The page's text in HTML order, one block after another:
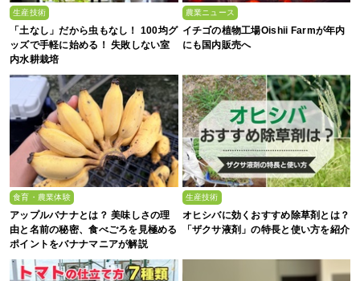
生産技術
「土なし」だから虫もなし！ 100均グ
ッズで手軽に始める！ 失敗しない室
内水耕栽培
農業ニュース
イチゴの植物工場Oishii Farmが年内
にも国内販売へ
食育・農業体験
アップルバナナとは？ 美味しさの理
由と名前の秘密、食べごろを見極める
ポイントをバナナマニアが解説
生産技術
オヒシバに効くおすすめ除草剤とは？
「ザクサ液剤」の特長と使い方を紹介